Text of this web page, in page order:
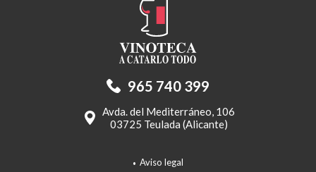
965 740 399
Avda. del Mediterráneo, 106
03725 Teulada (Alicante)
Aviso legal